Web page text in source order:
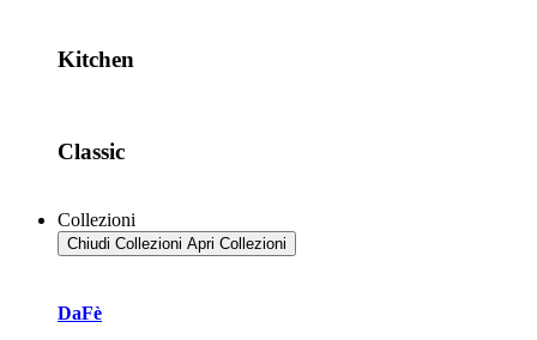
Kitchen
Classic
Collezioni
Chiudi Collezioni Apri Collezioni
DaFè